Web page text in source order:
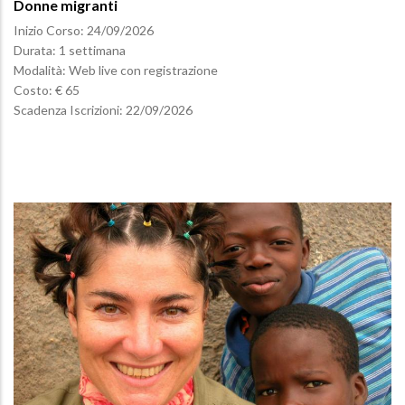
Donne migranti
Inizio Corso: 24/09/2026
Durata: 1 settimana
Modalità: Web live con registrazione
Costo: € 65
Scadenza Iscrizioni: 22/09/2026